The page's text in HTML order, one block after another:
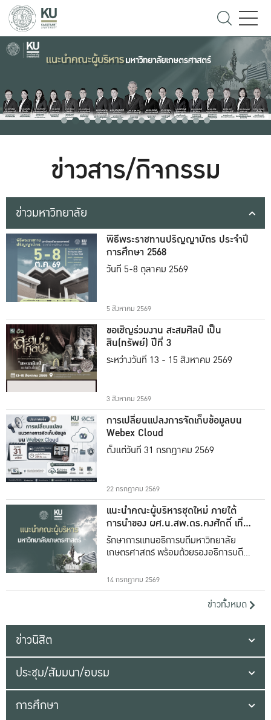
ข่าวสาร/กิจกรรม
ข่าวมหาวิทยาลัย
พิธีพระราชทานปริญญาบัตร ประจำปี
การศึกษา 2568
วันที่ 5-8 ตุลาคม 2569
5 สิงหาคม 2569
ขอเชิญร่วมงาน สะสมศิลป์ เป็น
สิน(ทรัพย์) ปีที่ 3
ระหว่างวันที่ 13 - 15 สิงหาคม 2569
3 สิงหาคม 2569
การเปลี่ยนแปลงการจัดเก็บข้อมูลบน
Webex Cloud
ตั้งแต่วันที่ 31 กรกฎาคม 2569
22 กรกฎาคม 2569
แนะนำคณะผู้บริหารชุดใหม่ ภายใต้
การนำของ ผศ.น.สพ.ดร.คงศักดิ์ เที่ยง
ธรรม
รักษาการแทนอธิการบดีมหาวิทยาลัย
เกษตรศาสตร์ พร้อมด้วยรองอธิการบดีทั้ง
14 กรกฎาคม 2569
ข่าวทั้งหมด
ข่าวนิสิต
ประชุม/สัมมนา/อบรม
การศึกษา